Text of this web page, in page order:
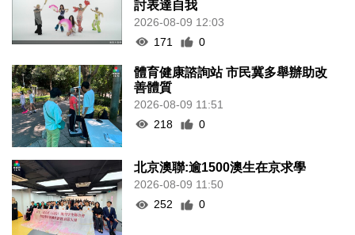
討表達自我
2026-08-09 12:03
171
0
體育健康諮詢站 市民冀多舉辦助改
善體質
2026-08-09 11:51
218
0
北京澳聯:逾1500澳生在京求學
2026-08-09 11:50
252
0